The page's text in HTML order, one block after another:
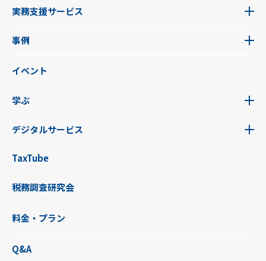
実務支援サービス
事例
イベント
学ぶ
デジタルサービス
TaxTube
税務調査研究会
料金・プラン
Q&A